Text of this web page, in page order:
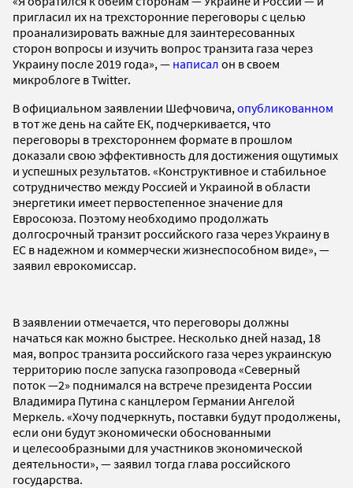
пригласил их на трехсторонние переговоры с целью
проанализировать важные для заинтересованных
сторон вопросы и изучить вопрос транзита газа через
Украину после 2019 года», — написал он в своем
микроблоге в Twitter.
В официальном заявлении Шефчовича, опубликованном
в тот же день на сайте ЕК, подчеркивается, что
переговоры в трехстороннем формате в прошлом
доказали свою эффективность для достижения ощутимых
и успешных результатов. «Конструктивное и стабильное
сотрудничество между Россией и Украиной в области
энергетики имеет первостепенное значение для
Евросоюза. Поэтому необходимо продолжать
долгосрочный транзит российского газа через Украину в
ЕС в надежном и коммерчески жизнеспособном виде», —
заявил еврокомиссар.
В заявлении отмечается, что переговоры должны
начаться как можно быстрее. Несколько дней назад, 18
мая, вопрос транзита российского газа через украинскую
территорию после запуска газопровода «Северный
поток —2» поднимался на встрече президента России
Владимира Путина с канцлером Германии Ангелой
Меркель. «Хочу подчеркнуть, поставки будут продолжены,
если они будут экономически обоснованными
и целесообразными для участников экономической
деятельности», — заявил тогда глава российского
государства.